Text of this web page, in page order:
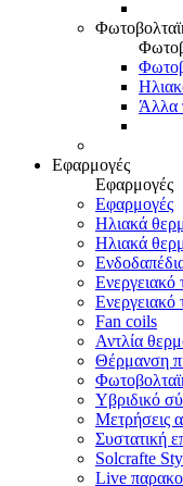
Άλλα
Εφαρμογές
Εφαρμογές
Εφαρμογές
Ηλιακά
Ηλιακά
Ενεργειακό
Ενεργειακό
Fan coils
Αντλία
Θέρμανση
Υβριδικό
Μετρήσεις
Συστατική
Solcrafte
Live